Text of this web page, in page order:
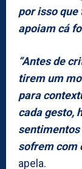
por isso que
apoiam cá
“Antes de
tirem um
para
cada gesto,
sofrem com
apela.